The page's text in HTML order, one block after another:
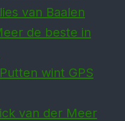
van Baalen
de beste in
wint GPS
van der Meer